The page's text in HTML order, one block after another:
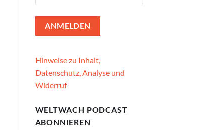
Hinweise zu Inhalt,
Datenschutz, Analyse und
Widerruf
WELTWACH PODCAST
ABONNIEREN